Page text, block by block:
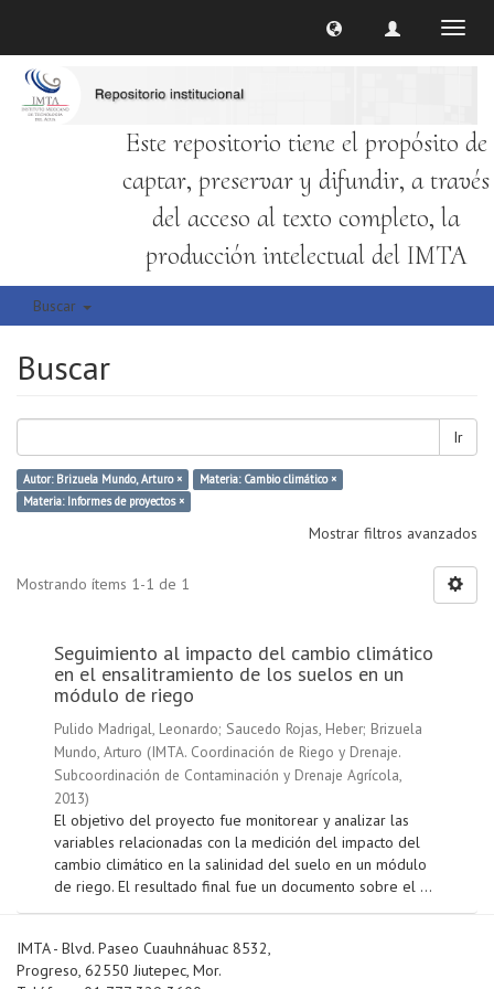
Este repositorio tiene el propósito de
captar, preservar y difundir, a través
del acceso al texto completo, la
producción intelectual del IMTA
Buscar
Buscar
Ir
Autor: Brizuela Mundo, Arturo ×
Materia: Cambio climático ×
Materia: Informes de proyectos ×
Mostrar filtros avanzados
Mostrando ítems 1-1 de 1
Seguimiento al impacto del cambio climático
en el ensalitramiento de los suelos en un
módulo de riego
Pulido Madrigal, Leonardo; Saucedo Rojas, Heber; Brizuela
Mundo, Arturo (IMTA. Coordinación de Riego y Drenaje.
Subcoordinación de Contaminación y Drenaje Agrícola,
2013)
El objetivo del proyecto fue monitorear y analizar las
variables relacionadas con la medición del impacto del
cambio climático en la salinidad del suelo en un módulo
de riego. El resultado final fue un documento sobre el ...
IMTA - Blvd. Paseo Cuauhnáhuac 8532,
Progreso, 62550 Jiutepec, Mor.